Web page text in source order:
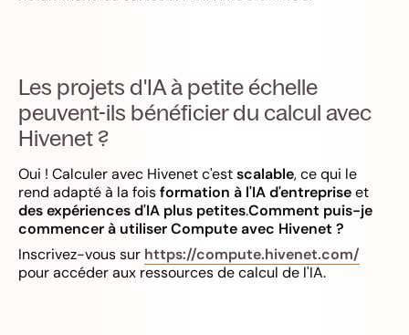
Les projets d'IA à petite échelle
peuvent-ils bénéficier du calcul avec
Hivenet ?
Oui ! Calculer avec Hivenet c'estscalable, ce qui le
rend adapté à la foisformation à l'IA d'entrepriseet
des expériences d'IA plus petites.Comment puis-je
commencer à utiliser Compute avec Hivenet ?
Inscrivez-vous sur https://compute.hivenet.com/
pour accéder aux ressources de calcul de l'IA.